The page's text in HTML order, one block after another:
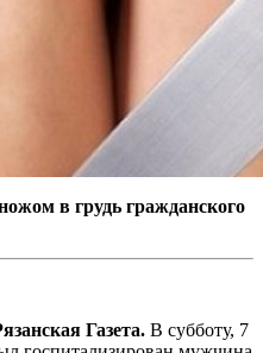
в грудь гражданского
Газета. В субботу, 7